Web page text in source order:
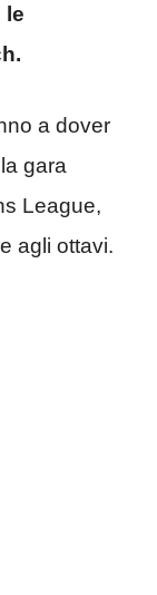
le
a dover
gara
League,
agli ottavi.